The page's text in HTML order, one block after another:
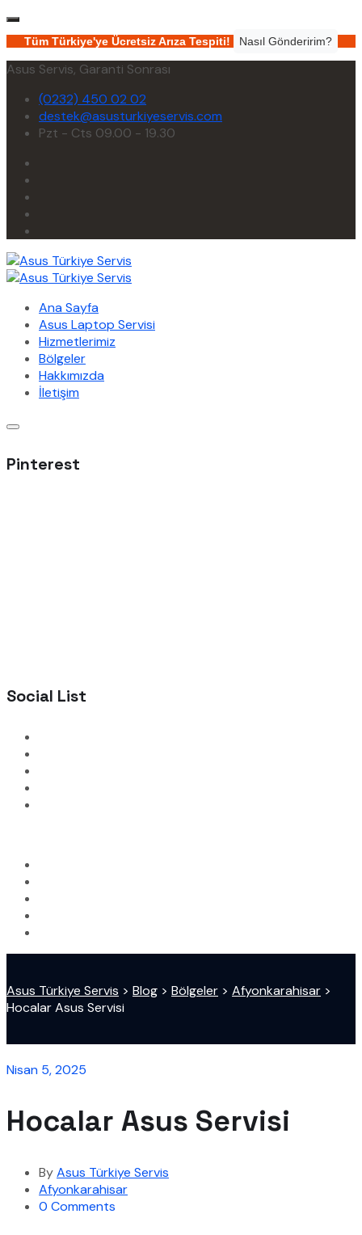
Tüm Türkiye'ye Ücretsiz Arıza Tespiti! Nasıl Gönderirim?
Asus Servis, Garanti Sonrası
(0232) 450 02 02
destek@asusturkiyeservis.com
Pzt - Cts 09.00 - 19.30
Ana Sayfa
Asus Laptop Servisi
Hizmetlerimiz
Bölgeler
Hakkımızda
İletişim
Pinterest
Social List
Asus Türkiye Servis > Blog > Bölgeler > Afyonkarahisar >
Hocalar Asus Servisi
Nisan 5, 2025
Hocalar Asus Servisi
ByAsus Türkiye Servis
Afyonkarahisar
0 Comments